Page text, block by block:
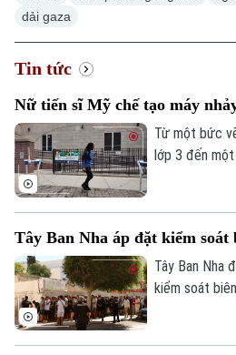
Chuyên mục
dải gaza
Tin tức
Nữ tiến sĩ Mỹ chế tạo máy
Từ một bức
lớp 3 đến một
mang tên
trải nghiệm
nhảy dây đôi
Tây Ban Nha áp đặt kiểm
Tây Ban Nha
kiểm soát